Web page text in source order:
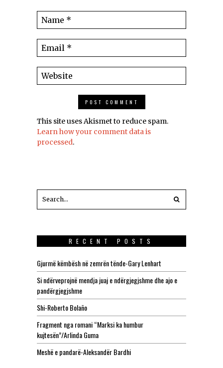
This site uses Akismet to reduce spam.
Learn how your comment data is
processed.
RECENT POSTS
Gjurmë këmbësh në zemrën tënde-Gary Lenhart
Si ndërveprojnë mendja juaj e ndërgjegjshme dhe ajo e
pandërgjegjshme
Shi-Roberto Bolaño
Fragment nga romani “Marksi ka humbur
kujtesën”/Arlinda Guma
Meshë e pandarë-Aleksandër Bardhi